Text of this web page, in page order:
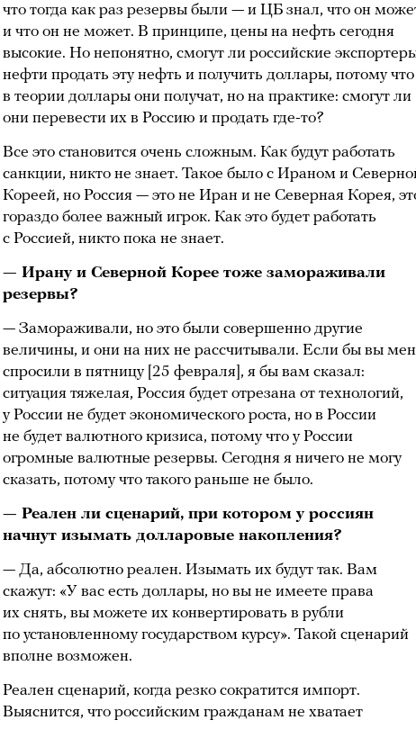
что тогда как раз резервы были — и ЦБ знал, что он
и что он не может. В принципе, цены на нефть сегодня
высокие. Но непонятно, смогут ли российские
нефти продать эту нефть и получить доллары, потому что
в теории доллары они получат, но на практике: смогут ли
они перевести их в Россию и продать где-то?
Все это становится очень сложным. Как будут работать
санкции, никто не знает. Такое было с Ираном и
Кореей, но Россия — это не Иран и не Северная Корея,
гораздо более важный игрок. Как это будет работать
с Россией, никто пока не знает.
— Ирану и Северной Корее тоже замораживали
резервы?
— Замораживали, но это были совершенно другие
величины, и они на них не рассчитывали. Если бы вы
спросили в пятницу [25 февраля], я бы вам сказал:
ситуация тяжелая, Россия будет отрезана от технологий,
у России не будет экономического роста, но в России
не будет валютного кризиса, потому что у России
огромные валютные резервы. Сегодня я ничего не могу
сказать, потому что такого раньше не было.
— Реален ли сценарий, при котором у россиян
начнут изымать долларовые накопления?
— Да, абсолютно реален. Изымать их будут так. Вам
скажут: «У вас есть доллары, но вы не имеете права
их снять, вы можете их конвертировать в рубли
по установленному государством курсу». Такой сценарий
вполне возможен.
Реален сценарий, когда резко сократится импорт.
Выяснится, что российским гражданам не хватает